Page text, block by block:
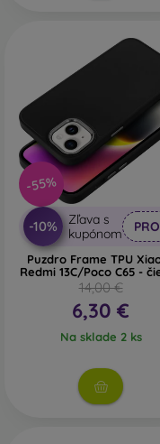
-55%
-10%
Zľava s
kupónom
Puzdro Frame TPU
Redmi 13C/Poco C65 -
14,00 €
6,30 €
Na sklade 2 ks